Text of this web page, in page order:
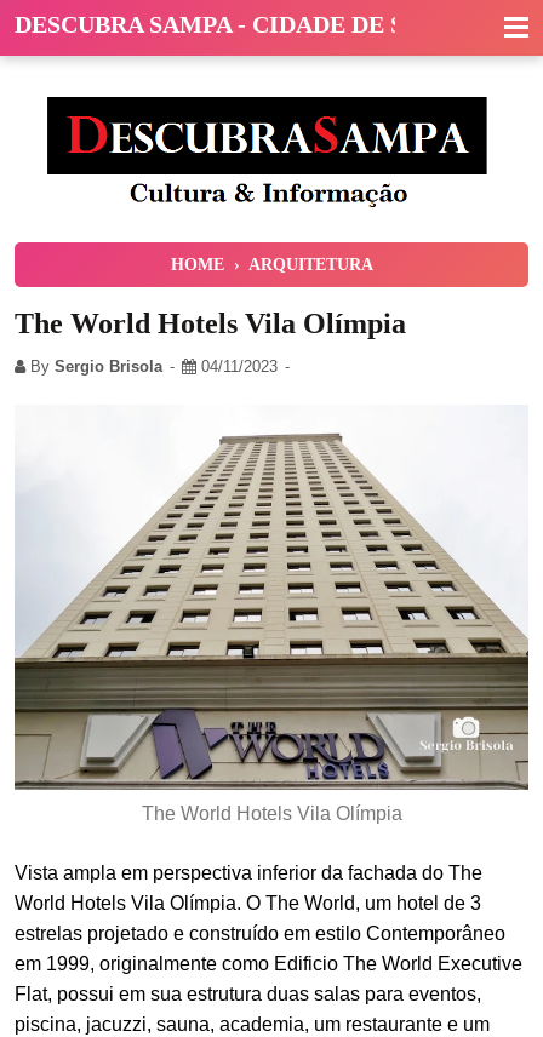
DESCUBRA SAMPA - CIDADE DE SÃO PAULO
HOME › ARQUITETURA
The World Hotels Vila Olímpia
By Sergio Brisola 04/11/2023
The World Hotels Vila Olímpia
Vista ampla em perspectiva inferior da fachada do The
World Hotels Vila Olímpia. O The World, um hotel de 3
estrelas projetado e construído em estilo Contemporâneo
em 1999, originalmente como Edificio The World Executive
Flat, possui em sua estrutura duas salas para eventos,
piscina, jacuzzi, sauna, academia, um restaurante e um